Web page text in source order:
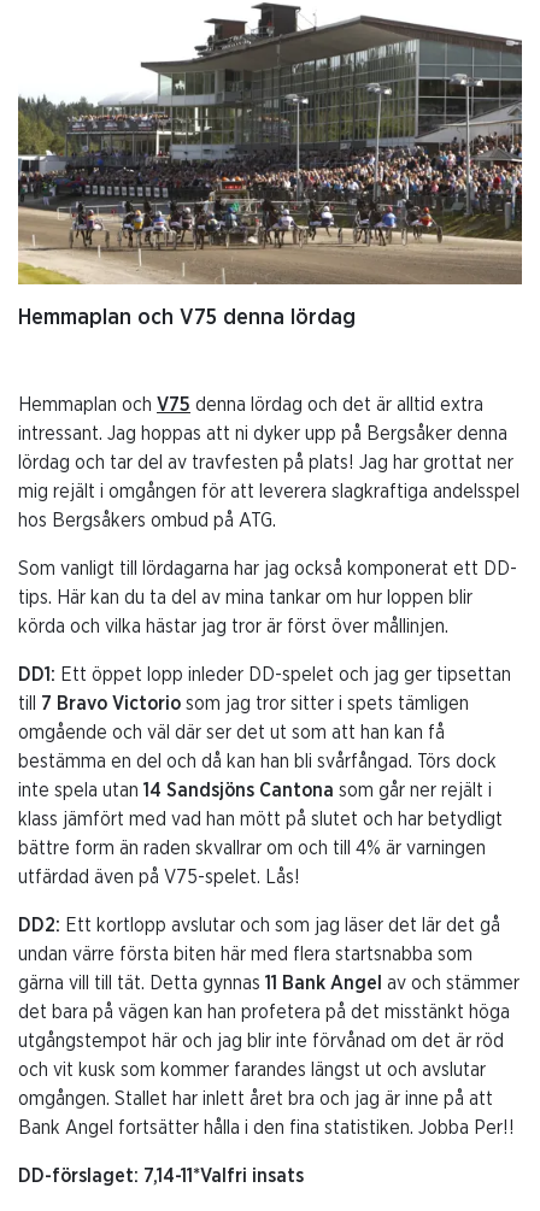
Hemmaplan och V75 denna lördag
Hemmaplan och V75 denna lördag och det är alltid extra
intressant. Jag hoppas att ni dyker upp på Bergsåker denna
lördag och tar del av travfesten på plats! Jag har grottat ner
mig rejält i omgången för att leverera slagkraftiga andelsspel
hos Bergsåkers ombud på ATG.
Som vanligt till lördagarna har jag också komponerat ett DD-
tips. Här kan du ta del av mina tankar om hur loppen blir
körda och vilka hästar jag tror är först över mållinjen.
DD1: Ett öppet lopp inleder DD-spelet och jag ger tipsettan
till 7 Bravo Victorio som jag tror sitter i spets tämligen
omgående och väl där ser det ut som att han kan få
bestämma en del och då kan han bli svårfångad. Törs dock
inte spela utan 14 Sandsjöns Cantona som går ner rejält i
klass jämfört med vad han mött på slutet och har betydligt
bättre form än raden skvallrar om och till 4% är varningen
utfärdad även på V75-spelet. Lås!
DD2: Ett kortlopp avslutar och som jag läser det lär det gå
undan värre första biten här med flera startsnabba som
gärna vill till tät. Detta gynnas 11 Bank Angel av och stämmer
det bara på vägen kan han profetera på det misstänkt höga
utgångstempot här och jag blir inte förvånad om det är röd
och vit kusk som kommer farandes längst ut och avslutar
omgången. Stallet har inlett året bra och jag är inne på att
Bank Angel fortsätter hålla i den fina statistiken. Jobba Per!!
DD-förslaget: 7,14-11*Valfri insats